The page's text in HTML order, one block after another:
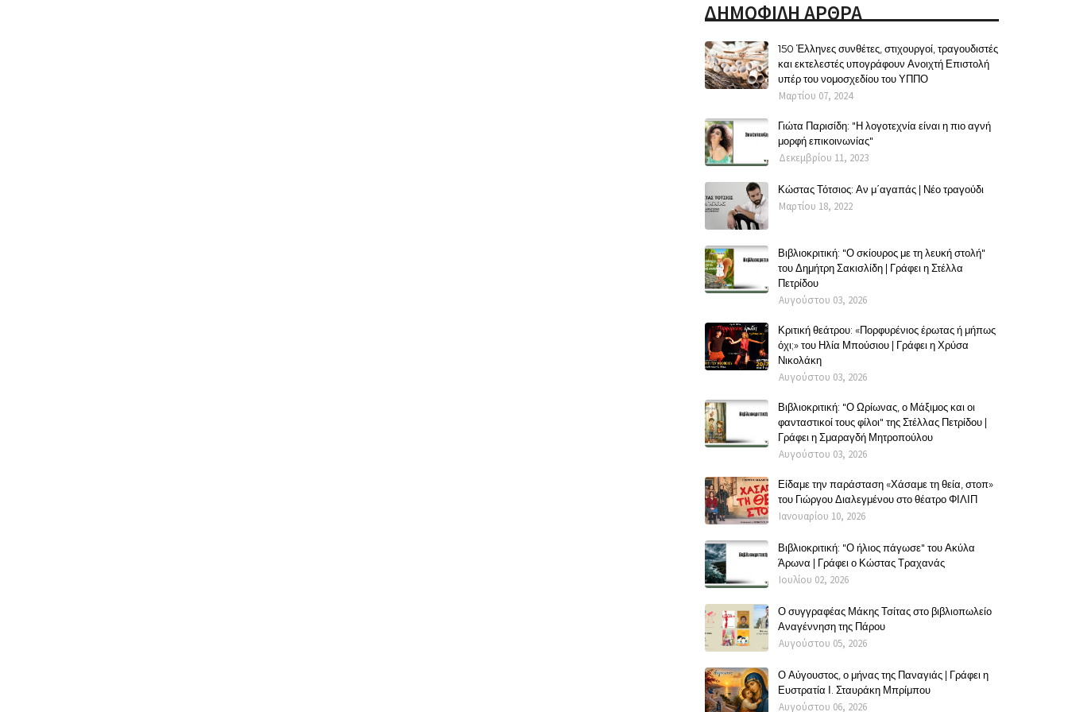
ΔΗΜΟΦΙΛΗ ΑΡΘΡΑ
150 Έλληνες συνθέτες, στιχουργοί, τραγουδιστές
και εκτελεστές υπογράφουν Ανοιχτή Επιστολή
υπέρ του νομοσχεδίου του ΥΠΠΟ
Μαρτίου 07, 2024
Γιώτα Παρισίδη: "Η λογοτεχνία είναι η πιο αγνή
μορφή επικοινωνίας"
Δεκεμβρίου 11, 2023
Κώστας Τότσιος: Αν μ΄αγαπάς | Νέο τραγούδι
Μαρτίου 18, 2022
Βιβλιοκριτική: "Ο σκίουρος με τη λευκή στολή"
του Δημήτρη Σακισλίδη | Γράφει η Στέλλα
Πετρίδου
Αυγούστου 03, 2026
Κριτική θεάτρου: «Πορφυρένιος έρωτας ή μήπως
όχι;» του Ηλία Μπούσιου | Γράφει η Χρύσα
Νικολάκη
Αυγούστου 03, 2026
Βιβλιοκριτική: "Ο Ωρίωνας, ο Μάξιμος και οι
φανταστικοί τους φίλοι" της Στέλλας Πετρίδου |
Γράφει η Σμαραγδή Μητροπούλου
Αυγούστου 03, 2026
Είδαμε την παράσταση «Χάσαμε τη θεία, στοπ»
του Γιώργου Διαλεγμένου στο θέατρο ΦΙΛΙΠ
Ιανουαρίου 10, 2026
Βιβλιοκριτική: "Ο ήλιος πάγωσε" του Ακύλα
Άρωνα | Γράφει ο Κώστας Τραχανάς
Ιουλίου 02, 2026
Ο συγγραφέας Μάκης Τσίτας στο βιβλιοπωλείο
Αναγέννηση της Πάρου
Αυγούστου 05, 2026
Ο Αύγουστος, ο μήνας της Παναγιάς | Γράφει η
Ευστρατία Ι. Σταυράκη Μπρίμπου
Αυγούστου 06, 2026